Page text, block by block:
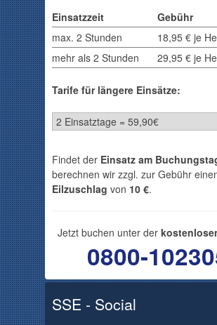
Einsatzzeit
Gebühr
max. 2 Stunden
18,95 € je
mehr als 2 Stunden
29,95 € je
Tarife für längere Einsätze:
Findet der Einsatz am
berechnen wir zzgl. zur Gebühr
Eilzuschlag von 10 €.
Jetzt buchen unter der
0800-
SSE - Social